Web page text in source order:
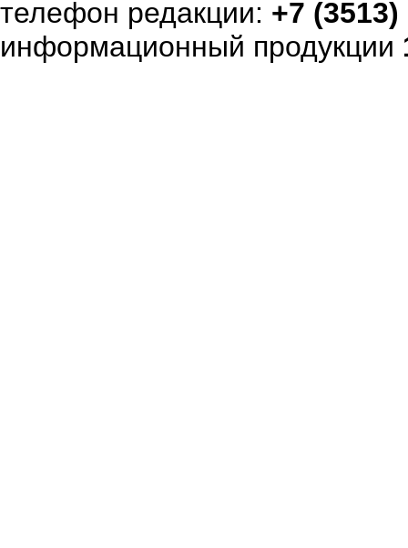
телефон редакции: +7
информационный продукции